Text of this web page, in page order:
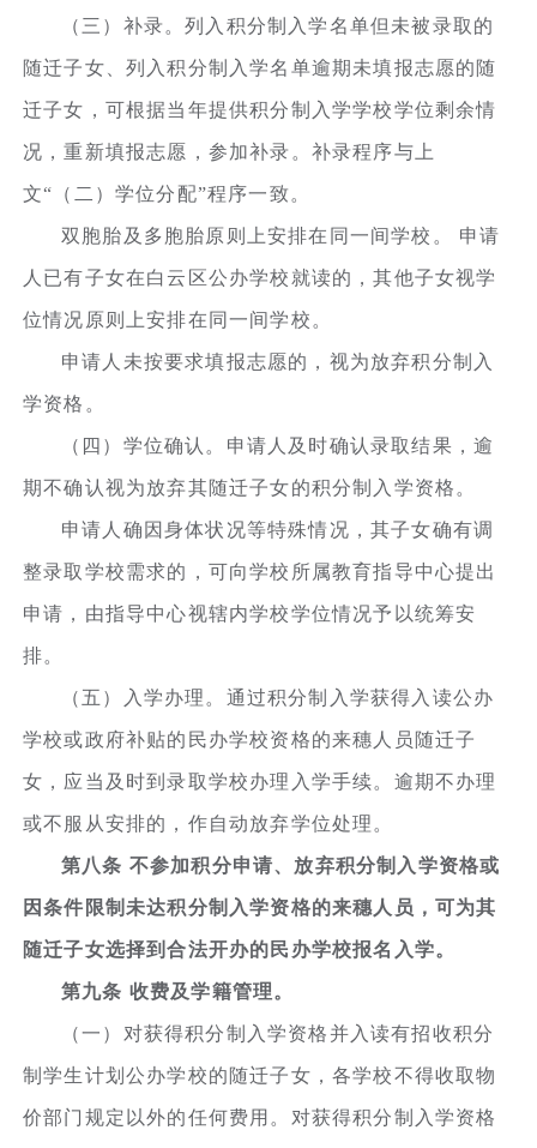
（三）补录。列入积分制入学名单但未被录取的
随迁子女、列入积分制入学名单逾期未填报志愿的随
迁子女，可根据当年提供积分制入学学校学位剩余情
况，重新填报志愿，参加补录。补录程序与上
文“（二）学位分配”程序一致。
双胞胎及多胞胎原则上安排在同一间学校。 申请
人已有子女在白云区公办学校就读的，其他子女视学
位情况原则上安排在同一间学校。
申请人未按要求填报志愿的，视为放弃积分制入
学资格。
（四）学位确认。申请人及时确认录取结果，逾
期不确认视为放弃其随迁子女的积分制入学资格。
申请人确因身体状况等特殊情况，其子女确有调
整录取学校需求的，可向学校所属教育指导中心提出
申请，由指导中心视辖内学校学位情况予以统筹安
排。
（五）入学办理。通过积分制入学获得入读公办
学校或政府补贴的民办学校资格的来穗人员随迁子
女，应当及时到录取学校办理入学手续。逾期不办理
或不服从安排的，作自动放弃学位处理。
第八条 不参加积分申请、放弃积分制入学资格或
因条件限制未达积分制入学资格的来穗人员，可为其
随迁子女选择到合法开办的民办学校报名入学。
第九条 收费及学籍管理。
（一）对获得积分制入学资格并入读有招收积分
制学生计划公办学校的随迁子女，各学校不得收取物
价部门规定以外的任何费用。对获得积分制入学资格